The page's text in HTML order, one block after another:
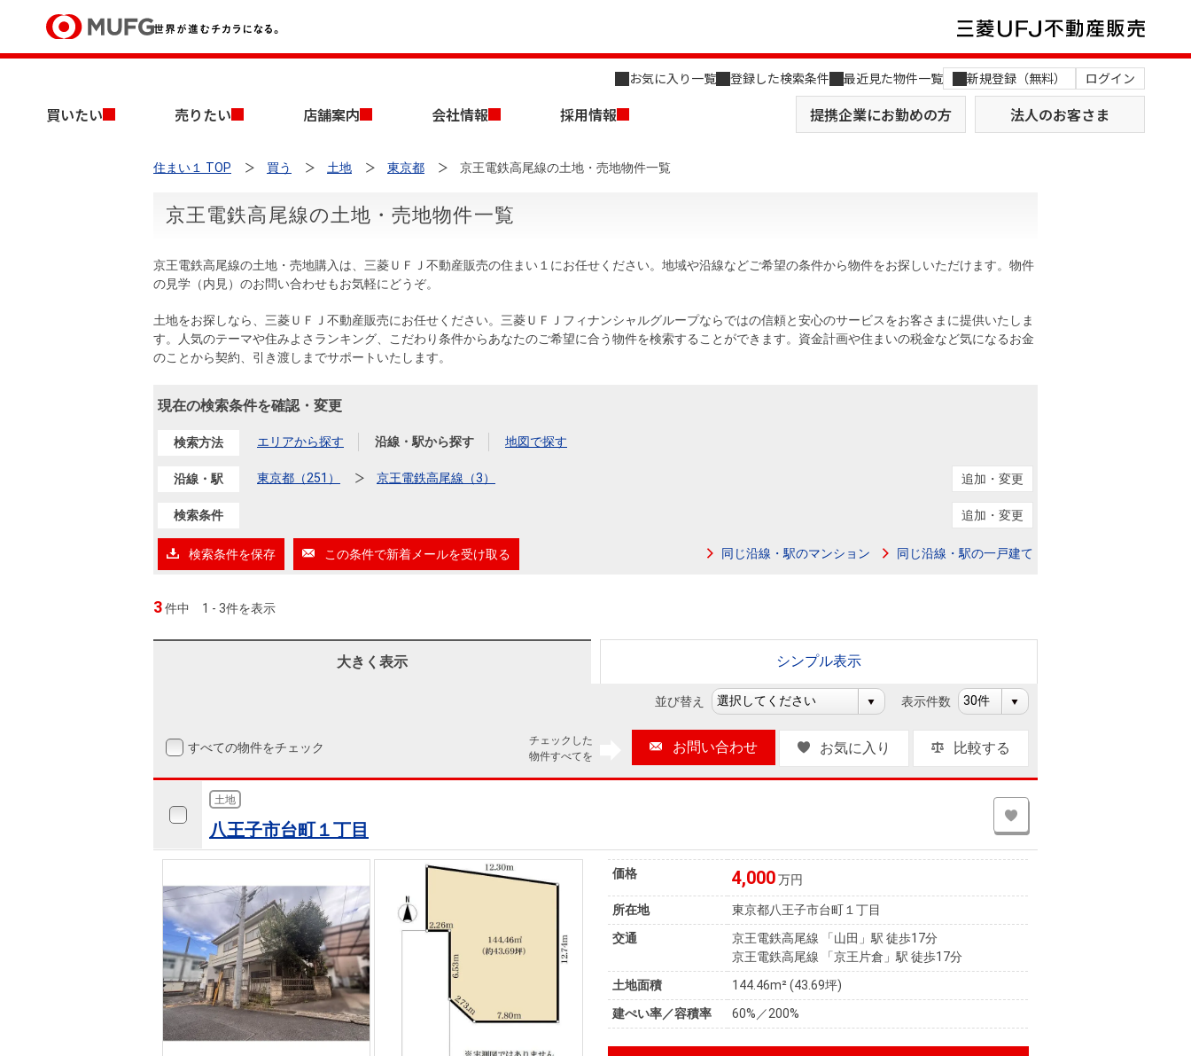
お気に入り一覧 登録した検索条件 最近見た物件一覧 新規登録（無料） ログイン
買いたい 売りたい 店舗案内 会社情報 採用情報 提携企業にお勤めの方 法人のお客さま
買いたいTOP
中古マンションを探す 新築・中古一戸建てを探す 土地を探す
購入向けサービス 住宅ローンシミュレーション 住まい1プラス（お役立ちコラム）
住まいと暮らしの税金の本（電子ブック）
売りたいTOP
無料査定 売却相談 AI不動産査定
売却向けサービス 周辺相場検索 住まい1プラス（お役立ちコラム）
住まいと暮らしの税金の本（電子ブック）
店舗案内TOP
店舗のご案内（首都圏）
会社情報TOP
組織図 役員一覧
会社案内（電子ブック版）
採用情報TOP
売りたい
住まい１ TOP 買う 土地 東京都 京王電鉄高尾線の土地・売地物件一覧
京王電鉄高尾線の土地・売地物件一覧
京王電鉄高尾線の土地・売地購入は、三菱ＵＦＪ不動産販売の住まい１にお任せください。地域や沿線などご希望の条件から物件をお探しいただけます。物件
の見学（内見）のお問い合わせもお気軽にどうぞ。
土地をお探しなら、三菱ＵＦＪ不動産販売にお任せください。三菱ＵＦＪフィナンシャルグループならではの信頼と安心のサービスをお客さまに提供いたしま
す。人気のテーマや住みよさランキング、こだわり条件からあなたのご希望に合う物件を検索することができます。資金計画や住まいの税金など気になるお金
のことから契約、引き渡しまでサポートいたします。
現在の検索条件を確認・変更
検索方法 エリアから探す 沿線・駅から探す 地図で探す
沿線・駅 東京都（251） 京王電鉄高尾線（3） 追加・変更
検索条件 追加・変更
検索条件を保存 この条件で新着メールを受け取る 同じ沿線・駅のマンション 同じ沿線・駅の一戸建て
3件中 1 - 3件を表示
大きく表示 シンプル表示
並び替え 表示件数
すべての物件をチェック
チェックした
物件すべてを
お問い合わせ お気に入り 比較する
土地
八王子市台町１丁目
価格 4,000万円
所在地
東京都八王子市台町１丁目
交通
京王電鉄高尾線 「山田」駅 徒歩17分
京王電鉄高尾線 「京王片倉」駅 徒歩17分
土地面積
144.46m² (43.69坪)
建ぺい率／容積率
60%／200%